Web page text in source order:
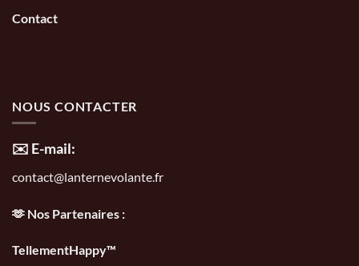
Contact
NOUS CONTACTER
✉️ E-mail:
contact@lanternevolante.fr
🫶 Nos Partenaires :
TellementHappy™